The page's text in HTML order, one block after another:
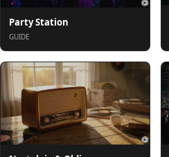
Party Station
GUIDE